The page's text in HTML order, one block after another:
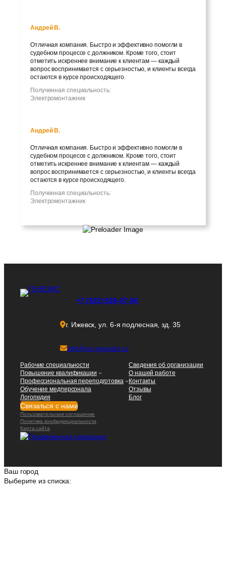
Андрей В.
Отличная компания. Быстро и эффективно помогли в
судебном процессе с должником. Кроме того, стоит
отметить искреннее внимание к клиентам — каждый
вопрос воспринимается с серьезностью, и клиенты всегда
остаются в курсе происходящего.
Полученная специальность:
Электромонтажник
Андрей В.
Отличная компания. Быстро и эффективно помогли в
судебном процессе с должником. Кроме того, стоит
отметить искреннее внимание к клиентам — каждый
вопрос воспринимается с серьезностью, и клиенты всегда
остаются в курсе происходящего.
Полученная специальность:
Электромонтажник
+7 (922) 528-07-56
г. Ижевск, ул. 6-я подлесная, зд. 35
info@uc-genezis.ru
Рабочие специальности
Повышение квалификации
Профессиональная переподготовка
Обучение медперсонала
Логопедия
Сведения об организации
О нашей работе
Контакты
Отзывы
Блог
Связаться с нами
Пользовательское соглашение
Политика конфиденциальности
Карта сайта
Ваш город
Выберите из списка: